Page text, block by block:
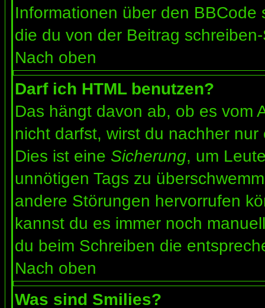
Informationen über den
die du von der Beitrag
Nach oben
Darf ich HTML benutzen?
Das hängt davon ab, ob es vom
nicht darfst, wirst du nachher
Dies ist eine Sicherung, um
unnötigen Tags zu
andere Störungen hervorrufen
kannst du es immer noch
du beim Schreiben die
Nach oben
Was sind Smilies?